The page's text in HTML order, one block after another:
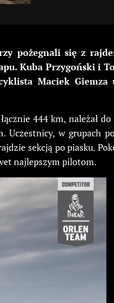
pożegnali się z
Kuba Przygoński i
Maciek Giemza
444 km, należał do
Uczestnicy, w grupach
sekcją po piasku.
najlepszym pilotom.